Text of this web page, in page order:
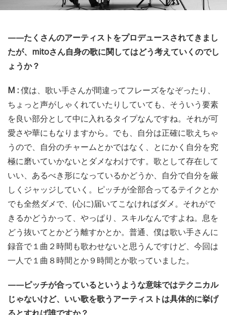
——たくさんのアーティストをプロデュースされてきまし
たが、mitoさん自身の歌に関してはどう考えていくのでし
ょうか？
M :僕は、歌い手さんが間違ってフレーズをなぞったり、
ちょっと声がしゃくれていたりしていても、そういう要素
を良い部分として中に入れるタイプなんですね。それが可
愛さや華にもなりますから。でも、自分は正確に歌えちゃ
うので、自分のチャームとかではなく、とにかく自分を究
極に磨いていかないとダメなわけです。歌として存在して
いい、あるべき形になっているかどうか、自分で自分を厳
しくジャッジしていく。ピッチが全部合ってるテイクとか
でも全然ダメで、(心に)届いてこなければダメ。それがで
きるかどうかって、やっぱり、スキルなんですよね。息を
どう抜いてとかどう離すかとか。普通、僕は歌い手さんに
録音で１曲２時間も歌わせないと思うんですけど、今回は
一人で１曲８時間とか９時間とか歌っていました。
——ピッチが合っているというような意味ではテクニカル
じゃないけど、いい歌を歌うアーティストは具体的に挙げ